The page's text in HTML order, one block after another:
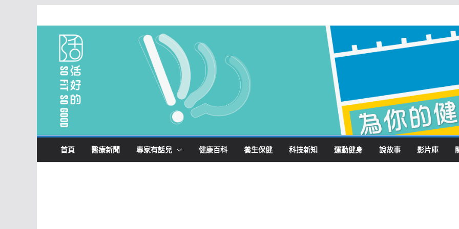
content
首頁 醫療新聞 專家有話兒 健康百科 養生保健 科技新知 運動健身 說故事 影片庫